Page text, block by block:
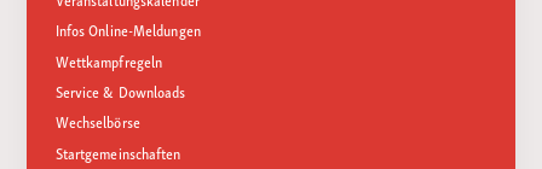
Infos Online-Meldungen
Wettkampfregeln
Service & Downloads
Wechselbörse
Startgemeinschaften